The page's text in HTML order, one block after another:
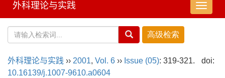
导
航
外科理论与实践
外科理论与实践 ›› 2001, Vol. 6 ›› Issue (05): 319-321.
doi:
10.16139/j.1007-9610.a0604